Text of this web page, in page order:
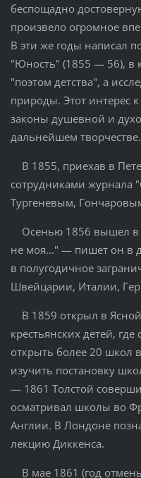
беспощадно
произвело огромное
В эти же годы написал
"Юность" (1855 — 56), в
"поэтом детства", а
природы. Этот интерес
законы душевной и
дальнейшем творчестве.
В 1855, приехав в
сотрудниками журнала
Тургеневым,
Осенью 1856 вышел в
не моя..." — пишет он в
в полугодичное
Швейцарии, Италии,
В 1859 открыл в
крестьянских детей,
открыть более 20 школ
изучить постановку
— 1861 Толстой
осматривал школы во
Англии. В Лондоне
лекцию Диккенса.
В мае 1861 (год